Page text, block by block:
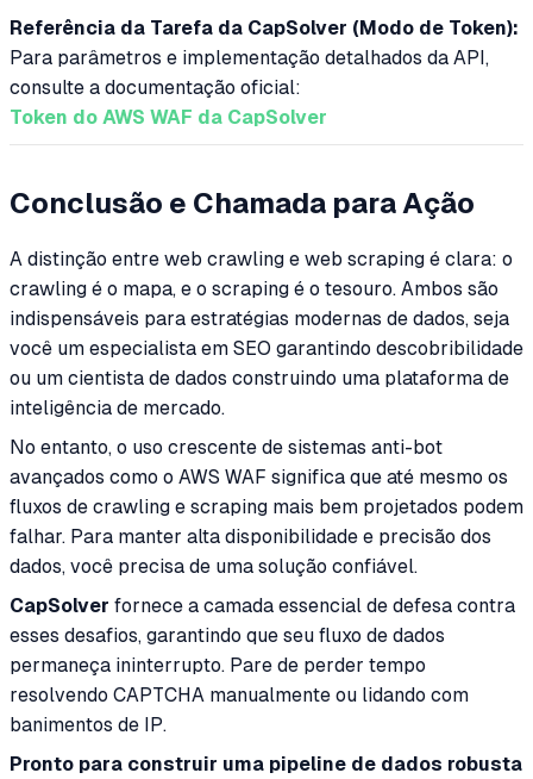
Referência da Tarefa da CapSolver (Modo de Token):
Para parâmetros e implementação detalhados da API,
consulte a documentação oficial:
Token do AWS WAF da CapSolver
Conclusão e Chamada para Ação
A distinção entre web crawling e web scraping é clara: o
crawling é o mapa, e o scraping é o tesouro. Ambos são
indispensáveis para estratégias modernas de dados, seja
você um especialista em SEO garantindo descobribilidade
ou um cientista de dados construindo uma plataforma de
inteligência de mercado.
No entanto, o uso crescente de sistemas anti-bot
avançados como o AWS WAF significa que até mesmo os
fluxos de crawling e scraping mais bem projetados podem
falhar. Para manter alta disponibilidade e precisão dos
dados, você precisa de uma solução confiável.
CapSolver fornece a camada essencial de defesa contra
esses desafios, garantindo que seu fluxo de dados
permaneça ininterrupto. Pare de perder tempo
resolvendo CAPTCHA manualmente ou lidando com
banimentos de IP.
Pronto para construir uma pipeline de dados robusta